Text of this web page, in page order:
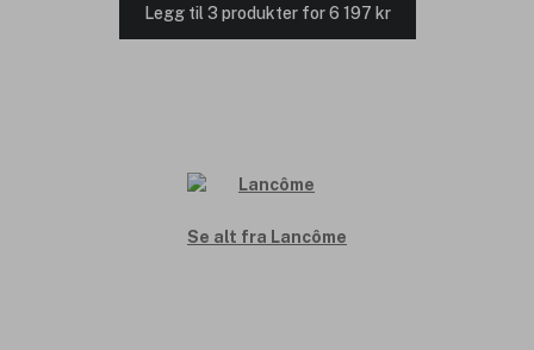
Legg til 3 produkter for 6 197 kr
Se alt fra Lancôme